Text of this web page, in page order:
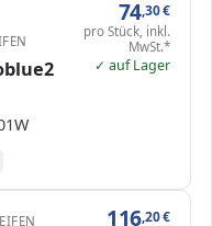
74,30€
pro Stück, inkl.
MwSt.*
✓ auf Lager
116,20€